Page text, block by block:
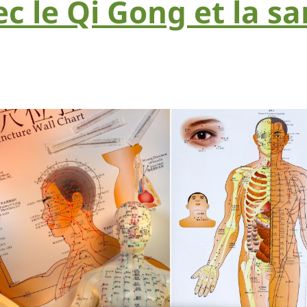
le Qi Gong et la